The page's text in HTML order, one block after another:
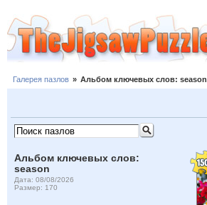
Галерея пазлов » Альбом ключевых слов: season
Альбом ключевых слов:
season
Дата: 08/08/2026
Размер: 170